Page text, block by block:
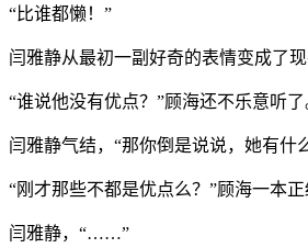
“比谁都懒！”
闫雅静从最初一副好奇的表情变成了
“谁说他没有优点？”顾海还不乐意听了
闫雅静气结，“那你倒是说说，她有什
“刚才那些不都是优点么？”顾海一本正
闫雅静，“……”